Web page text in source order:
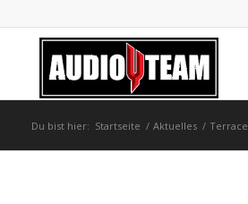
Du bist hier: Startseite / Aktuelles / Terrace